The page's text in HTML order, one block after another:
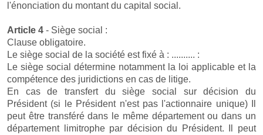
l'énonciation du montant du capital social.
Article 4 - Siège social :
Clause obligatoire.
Le siège social de la société est fixé à : .......... :
Le siège social détermine notamment la loi applicable et la
compétence des juridictions en cas de litige.
En cas de transfert du siège social sur décision du
Président (si le Président n'est pas l'actionnaire unique) Il
peut être transféré dans le même département ou dans un
département limitrophe par décision du Président. Il peut